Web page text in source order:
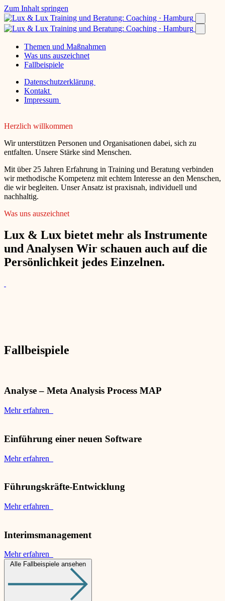
Zum Inhalt springen
Themen und Maßnahmen
Was uns auszeichnet
Fallbeispiele
Datenschutzerklärung
Kontakt
Impressum
Herzlich willkommen
Wir unterstützen Personen und Organisationen dabei, sich zu
entfalten. Unsere Stärke sind Menschen.
Mit über 25 Jahren Erfahrung in Training und Beratung verbinden
wir methodische Kompetenz mit echtem Interesse an den Menschen,
die wir begleiten. Unser Ansatz ist praxisnah, individuell und
nachhaltig.
Was uns auszeichnet
Lux & Lux bietet mehr als Instrumente
und Analysen Wir schauen auch auf die
Persönlichkeit jedes Einzelnen.
Fallbeispiele
Analyse – Meta Analysis Process MAP
Mehr erfahren
Einführung einer neuen Software
Mehr erfahren
Führungskräfte-Entwicklung
Mehr erfahren
Interimsmanagement
Mehr erfahren
Alle Fallbeispiele ansehen